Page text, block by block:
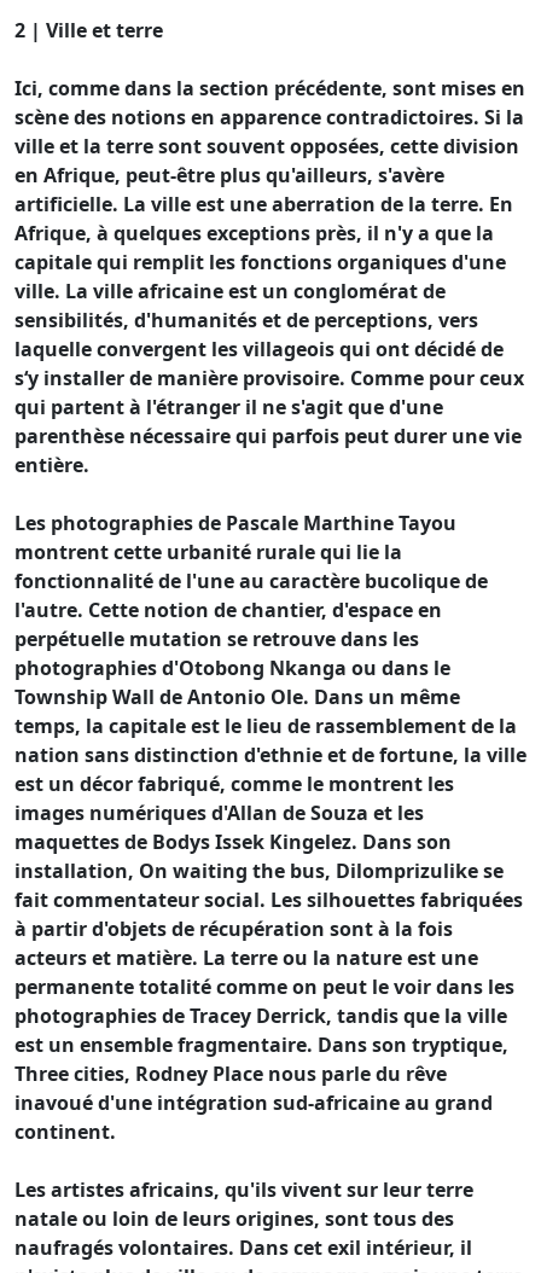
2 | Ville et terre
Ici, comme dans la section précédente, sont mises en
scène des notions en apparence contradictoires. Si la
ville et la terre sont souvent opposées, cette division
en Afrique, peut-être plus qu'ailleurs, s'avère
artificielle. La ville est une aberration de la terre. En
Afrique, à quelques exceptions près, il n'y a que la
capitale qui remplit les fonctions organiques d'une
ville. La ville africaine est un conglomérat de
sensibilités, d'humanités et de perceptions, vers
laquelle convergent les villageois qui ont décidé de
s‘y installer de manière provisoire. Comme pour ceux
qui partent à l'étranger il ne s'agit que d'une
parenthèse nécessaire qui parfois peut durer une vie
entière.
Les photographies de Pascale Marthine Tayou
montrent cette urbanité rurale qui lie la
fonctionnalité de l'une au caractère bucolique de
l'autre. Cette notion de chantier, d'espace en
perpétuelle mutation se retrouve dans les
photographies d'Otobong Nkanga ou dans le
Township Wall de Antonio Ole. Dans un même
temps, la capitale est le lieu de rassemblement de la
nation sans distinction d'ethnie et de fortune, la ville
est un décor fabriqué, comme le montrent les
images numériques d'Allan de Souza et les
maquettes de Bodys Issek Kingelez. Dans son
installation, On waiting the bus, Dilomprizulike se
fait commentateur social. Les silhouettes fabriquées
à partir d'objets de récupération sont à la fois
acteurs et matière. La terre ou la nature est une
permanente totalité comme on peut le voir dans les
photographies de Tracey Derrick, tandis que la ville
est un ensemble fragmentaire. Dans son tryptique,
Three cities, Rodney Place nous parle du rêve
inavoué d'une intégration sud-africaine au grand
continent.
Les artistes africains, qu'ils vivent sur leur terre
natale ou loin de leurs origines, sont tous des
naufragés volontaires. Dans cet exil intérieur, il